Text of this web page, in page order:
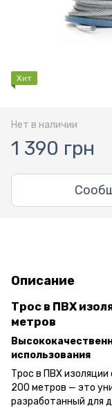
Хит
Нет в наличии
1 390 грн
Описание
Трос в ПВХ
метров
использования
Трос в ПВХ
200 метров — это
разработанный для